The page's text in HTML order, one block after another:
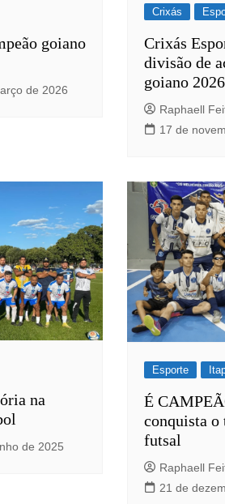
de Goiás
de Goiás
goiano
de 2026
Crixás
Crixás
divisão de
goiano 2026
Raphaell
17 de
na
de 2025
Esporte
É
conquista
futsal
Raphaell
21 de